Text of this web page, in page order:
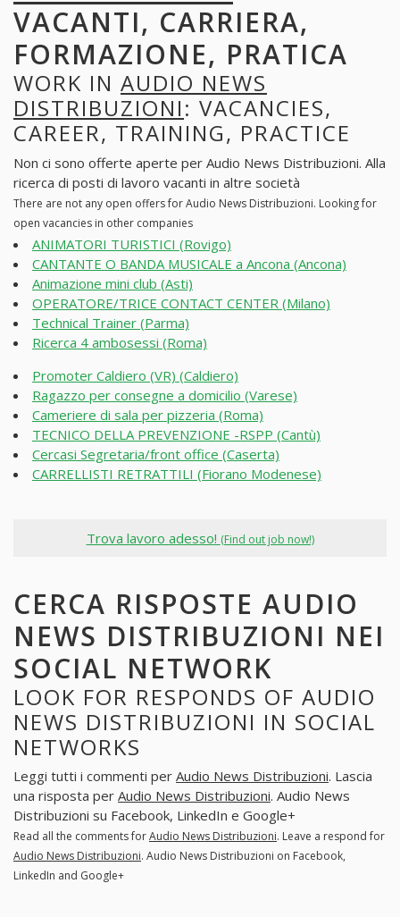
VACANTI, CARRIERA,
FORMAZIONE, PRATICA
WORK IN AUDIO NEWS
DISTRIBUZIONI: VACANCIES,
CAREER, TRAINING, PRACTICE
Non ci sono offerte aperte per Audio News Distribuzioni. Alla
ricerca di posti di lavoro vacanti in altre società
There are not any open offers for Audio News Distribuzioni. Looking for
open vacancies in other companies
ANIMATORI TURISTICI (Rovigo)
CANTANTE O BANDA MUSICALE a Ancona (Ancona)
Animazione mini club (Asti)
OPERATORE/TRICE CONTACT CENTER (Milano)
Technical Trainer (Parma)
Ricerca 4 ambosessi (Roma)
Promoter Caldiero (VR) (Caldiero)
Ragazzo per consegne a domicilio (Varese)
Cameriere di sala per pizzeria (Roma)
TECNICO DELLA PREVENZIONE -RSPP (Cantù)
Cercasi Segretaria/front office (Caserta)
CARRELLISTI RETRATTILI (Fiorano Modenese)
Trova lavoro adesso! (Find out job now!)
CERCA RISPOSTE AUDIO
NEWS DISTRIBUZIONI NEI
SOCIAL NETWORK
LOOK FOR RESPONDS OF AUDIO
NEWS DISTRIBUZIONI IN SOCIAL
NETWORKS
Leggi tutti i commenti per Audio News Distribuzioni. Lascia
una risposta per Audio News Distribuzioni. Audio News
Distribuzioni su Facebook, LinkedIn e Google+
Read all the comments forAudio News Distribuzioni. Leave a respond for
Audio News Distribuzioni. Audio News Distribuzioni on Facebook,
LinkedIn and Google+